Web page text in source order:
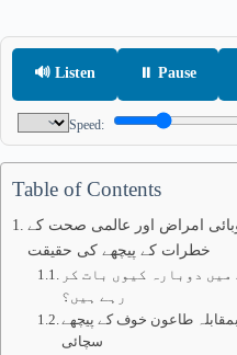
🔊 Listen ⏸ Pause
Speed:
Table of Contents
امراض اور عالمی صحت کے
خطرات کے پیچھے کی حقیقت
دوبارہ کیوں بات کر
رہے ہیں؟
بمقابلہ طاعون خوف کے پیچھے
سچائی